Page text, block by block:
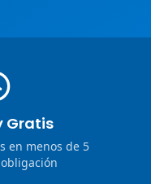
Gratis
en menos de 5